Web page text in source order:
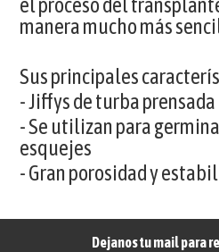
el proceso del
manera mucho más
Sus principales
- Jiffys de turba prensada
- Se utilizan para
esquejes
- Gran porosidad y
Dejanos tu mail para